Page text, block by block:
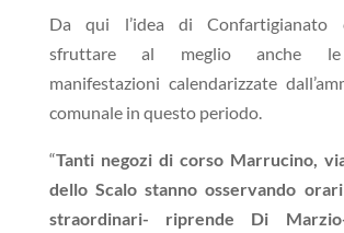
Da qui l’idea di Confartigianato
sfruttare al meglio anche le
manifestazioni calendarizzate
comunale in questo periodo.
“Tanti negozi di corso Marrucino,
dello Scalo stanno osservando
straordinari- riprende Di